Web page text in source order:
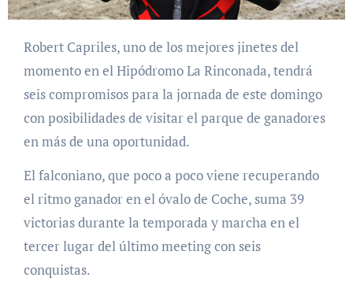
Robert Capriles, uno de los mejores jinetes del
momento en el Hipódromo La Rinconada, tendrá
seis compromisos para la jornada de este domingo
con posibilidades de visitar el parque de ganadores
en más de una oportunidad.
El falconiano, que poco a poco viene recuperando
el ritmo ganador en el óvalo de Coche, suma 39
victorias durante la temporada y marcha en el
tercer lugar del último meeting con seis
conquistas.